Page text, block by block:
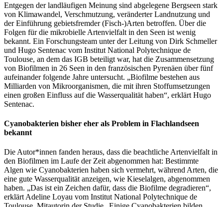
Entgegen der landläufigen Meinung sind abgelegene Bergseen stark
von Klimawandel, Verschmutzung, veränderter Landnutzung und
der Einführung gebietsfremder (Fisch-)Arten betroffen. Über die
Folgen für die mikrobielle Artenvielfalt in den Seen ist wenig
bekannt. Ein Forschungsteam unter der Leitung von Dirk Schmeller
und Hugo Sentenac vom Institut National Polytechnique de
Toulouse, an dem das IGB beteiligt war, hat die Zusammensetzung
von Biofilmen in 26 Seen in den französischen Pyrenäen über fünf
aufeinander folgende Jahre untersucht. „Biofilme bestehen aus
Milliarden von Mikroorganismen, die mit ihren Stoffumsetzungen
einen großen Einfluss auf die Wasserqualität haben“, erklärt Hugo
Sentenac.
Cyanobakterien bisher eher als Problem in Flachlandseen
bekannt
Die Autor*innen fanden heraus, dass die beachtliche Artenvielfalt in
den Biofilmen im Laufe der Zeit abgenommen hat: Bestimmte
Algen wie Cyanobakterien haben sich vermehrt, während Arten, die
eine gute Wasserqualität anzeigen, wie Kieselalgen, abgenommen
haben. „Das ist ein Zeichen dafür, dass die Biofilme degradieren“,
erklärt Adeline Loyau vom Institut National Polytechnique de